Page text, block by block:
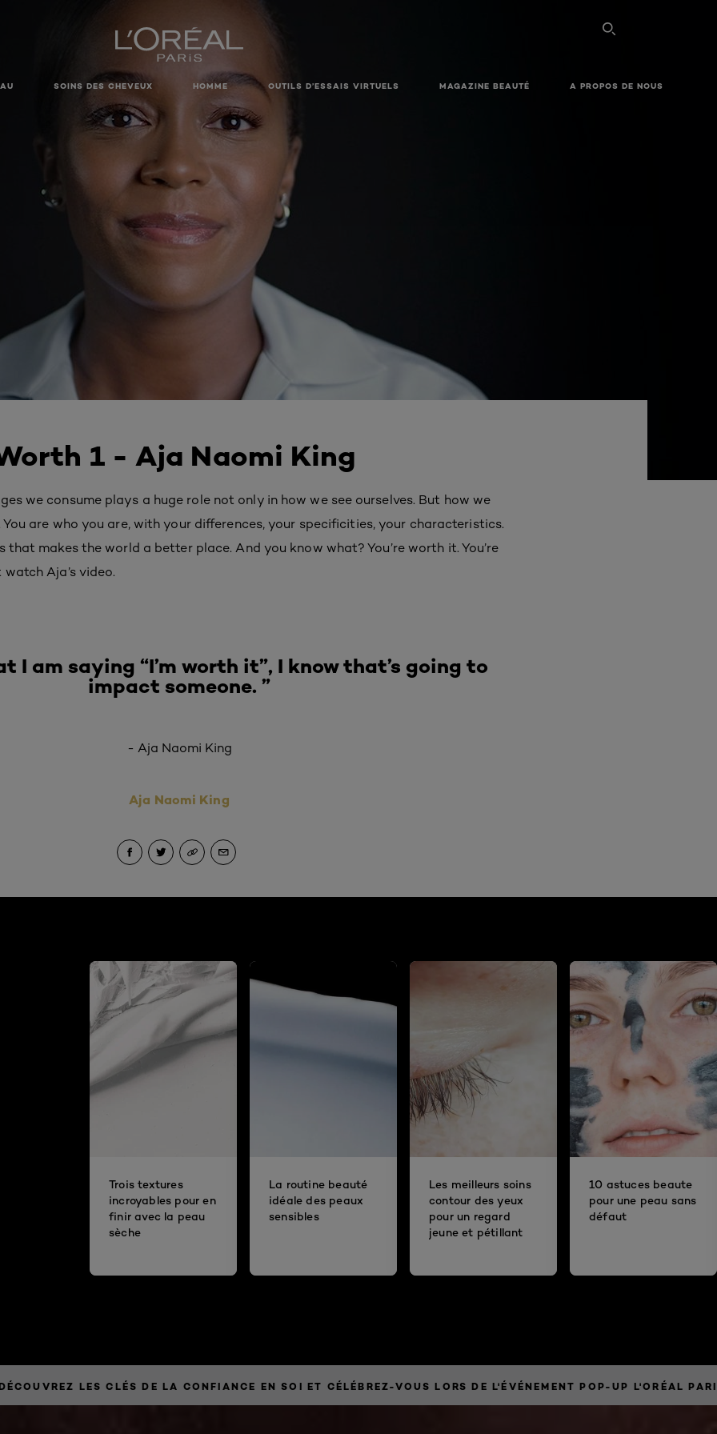
SOINS DES CHEVEUX HOMME OUTILS D’ESSAIS VIRTUELS MAGAZINE BEAUTÉ A PROPOS DE NOUS
1 - Aja Naomi King
we consume plays a huge role not only in how we see ourselves. But how we
are who you are, with your differences, your specificities, your characteristics.
that makes the world a better place. And you know what? You’re worth it. You’re
Aja’s video.
I am saying “I’m worth it”, I know that’s going to
impact someone. ”
- Aja Naomi King
Aja Naomi King
Trois textures
incroyables pour en
finir avec la peau
sèche
La routine beauté
idéale des peaux
sensibles
Les meilleurs soins
contour des yeux
pour un regard
jeune et pétillant
10 astuces beaute
pour une peau sans
défaut
LES CLÉS DE LA CONFIANCE EN SOI ET CÉLÉBREZ-VOUS LORS DE L'ÉVÉNEMENT POP-UP L'ORÉAL